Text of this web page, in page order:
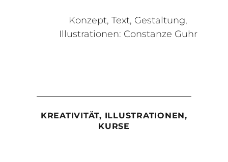
Konzept, Text, Gestaltung,
Illustrationen: Constanze Guhr
KREATIVITÄT, ILLUSTRATIONEN,
KURSE